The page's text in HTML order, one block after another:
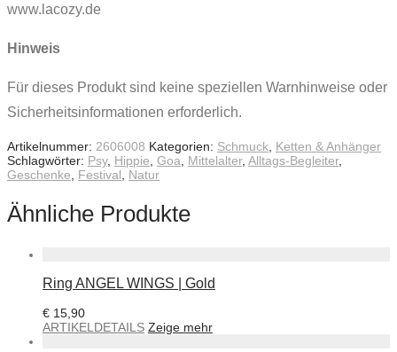
www.lacozy.de
Hinweis
Für dieses Produkt sind keine speziellen Warnhinweise oder
Sicherheitsinformationen erforderlich.
Artikelnummer: 2606008 Kategorien: Schmuck Ketten & Anhänger
Schlagwörter: Psy, Hippie Goa Mittelalter, Alltags-Begleiter,
Geschenke
Festival Natur
Ähnliche Produkte
Ring ANGEL WINGS | Gold
€ 15,90
ARTIKELDETAILS Zeige mehr